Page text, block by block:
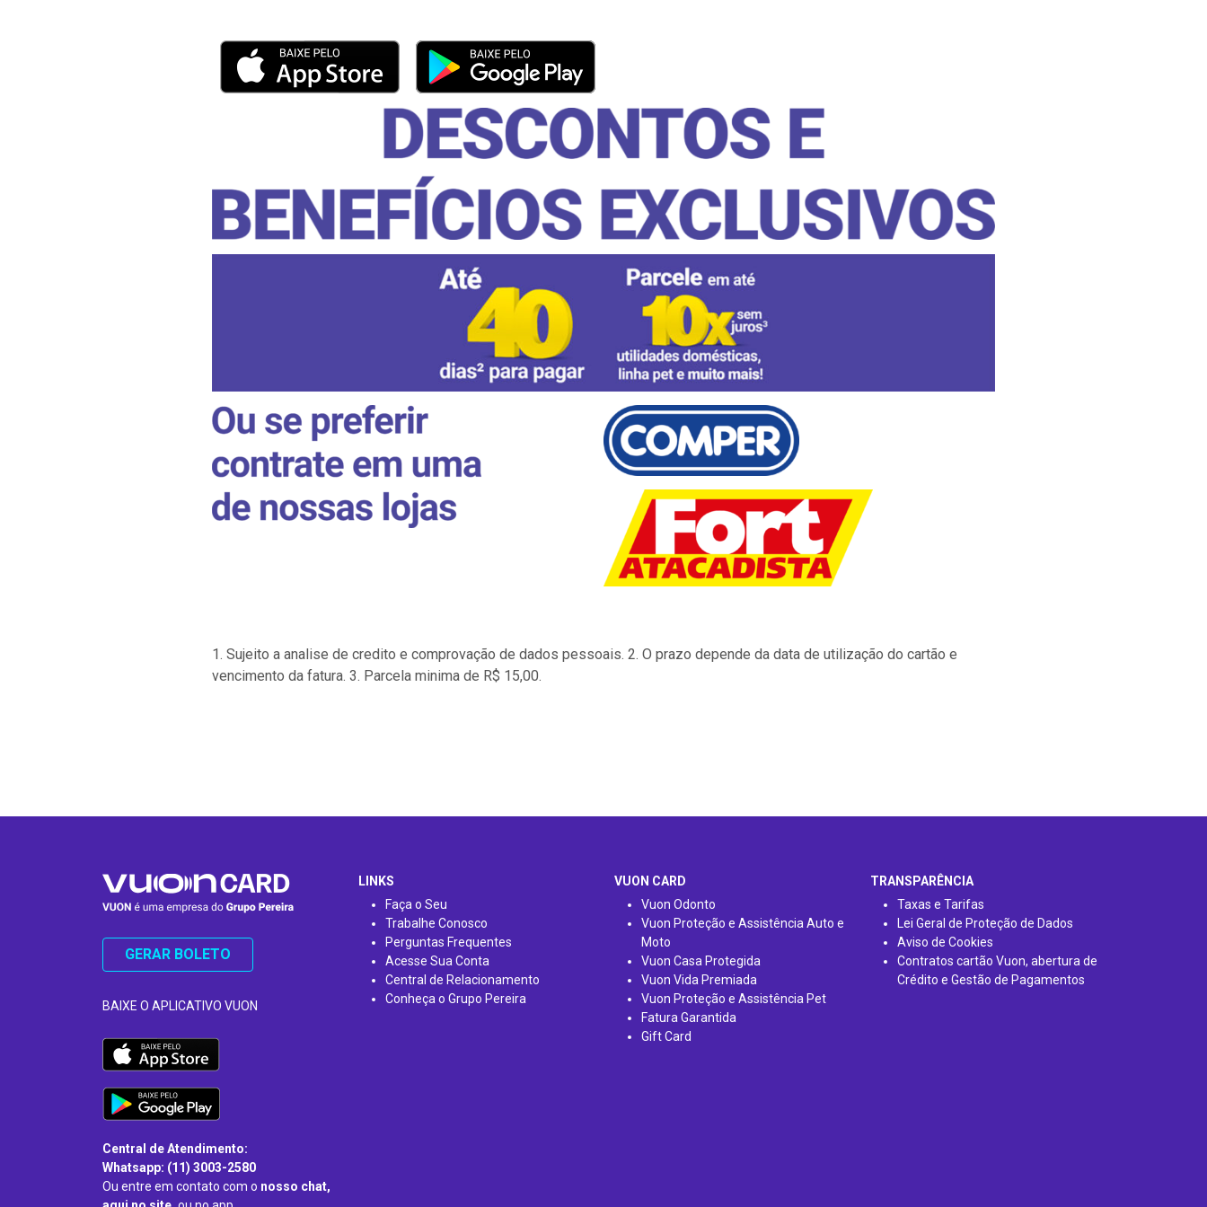
1. Sujeito a analise de credito e comprovação de dados pessoais. 2. O prazo depende da data de utilização do cartão e
vencimento da fatura. 3. Parcela minima de R$ 15,00.
GERAR BOLETO
BAIXE O APLICATIVO VUON
Central de Atendimento:
Whatsapp: (11) 3003-2580
Ou entre em contato com o nosso chat,
LINKS
Faça o Seu
Trabalhe Conosco
Perguntas Frequentes
Acesse Sua Conta
Central de Relacionamento
Conheça o Grupo Pereira
VUON CARD
Vuon Odonto
Vuon Proteção e Assistência Auto e
Moto
Vuon Casa Protegida
Vuon Vida Premiada
Vuon Proteção e Assistência Pet
Fatura Garantida
Gift Card
TRANSPARÊNCIA
Taxas e Tarifas
Lei Geral de Proteção de Dados
Aviso de Cookies
Contratos cartão Vuon, abertura de
Crédito e Gestão de Pagamentos